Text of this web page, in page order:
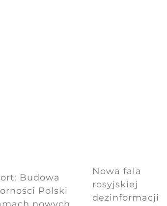
Budowa
Polski
Nowa fala
rosyjskiej
dezinformacji